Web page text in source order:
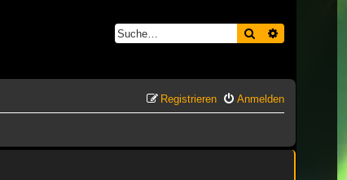
Suche
Anmelden
Registrieren